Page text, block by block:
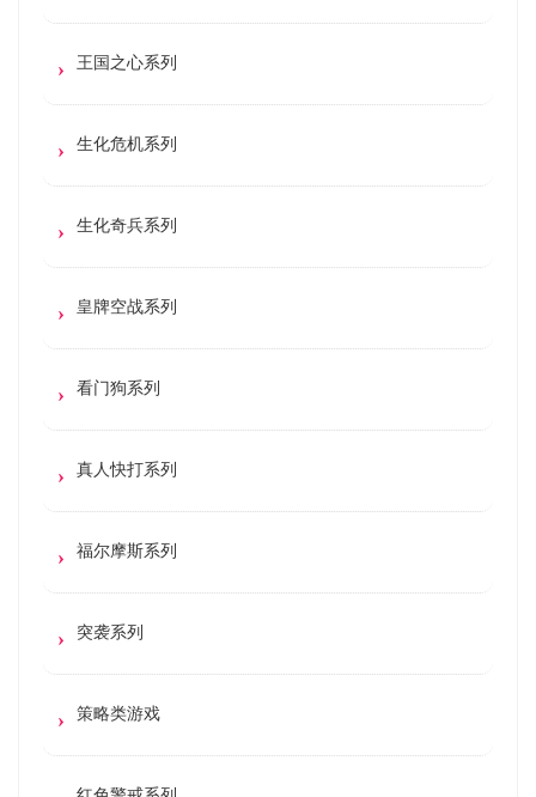
王国之心系列
生化危机系列
生化奇兵系列
皇牌空战系列
看门狗系列
真人快打系列
福尔摩斯系列
突袭系列
策略类游戏